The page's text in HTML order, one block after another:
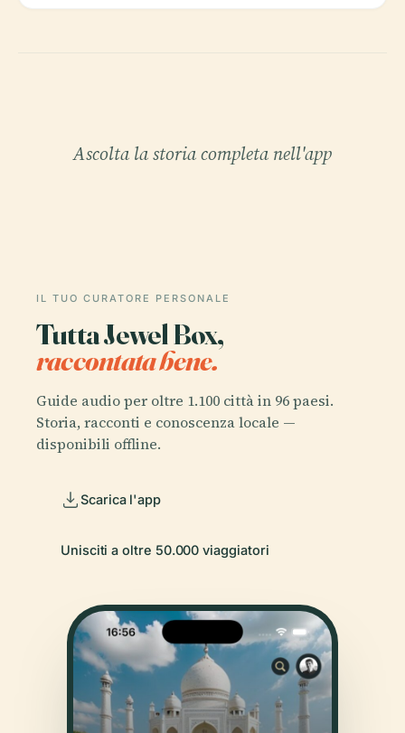
Ascolta la storia completa nell'app
IL TUO CURATORE PERSONALE
Tutta Jewel Box,
raccontata bene.
Guide audio per oltre 1.100 città in 96 paesi.
Storia, racconti e conoscenza locale —
disponibili offline.
Scarica l'app
Unisciti a oltre 50.000 viaggiatori